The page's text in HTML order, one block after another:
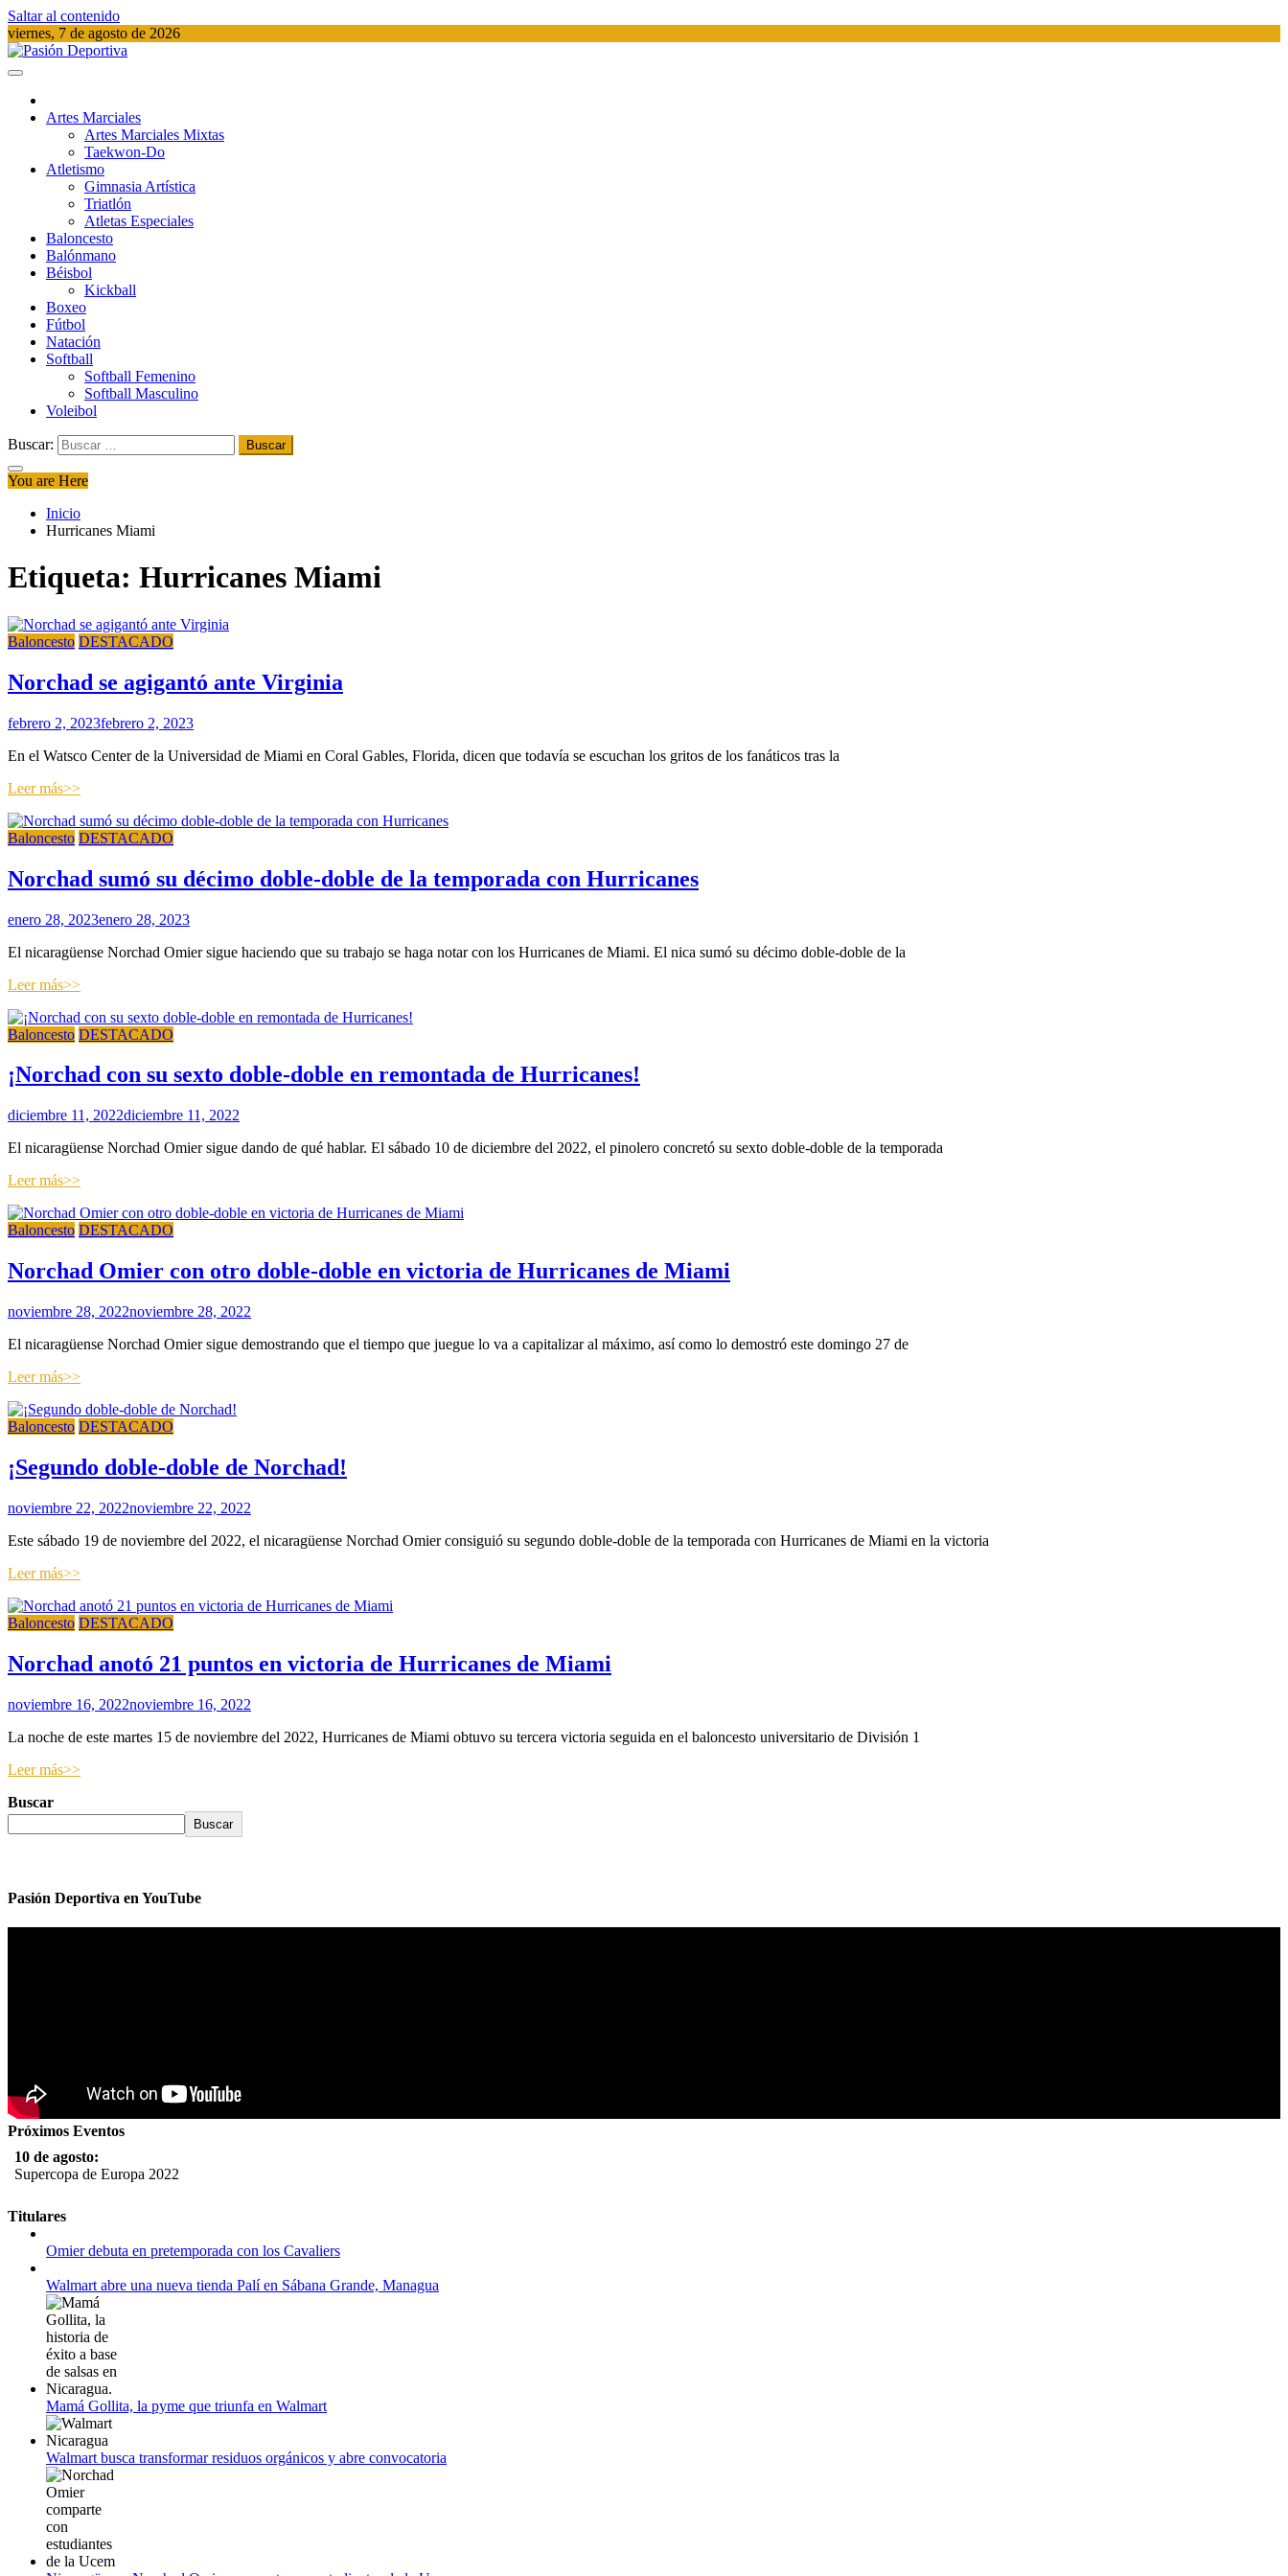
Saltar al contenido
viernes, 7 de agosto de 2026
Artes Marciales
Artes Marciales Mixtas
Taekwon-Do
Atletismo
Gimnasia Artística
Triatlón​
Atletas Especiales
Baloncesto
Balónmano
Béisbol
Kickball​
Boxeo
Fútbol
Natación​
Softball​
Softball​ Femenino
Softball​ Masculino
Voleibol​
Buscar:
You are Here
Inicio
Hurricanes Miami
Etiqueta: Hurricanes Miami
Baloncesto DESTACADO
Norchad se agigantó ante Virginia
febrero 2, 2023febrero 2, 2023
En el Watsco Center de la Universidad de Miami en Coral Gables, Florida, dicen que todavía se escuchan los gritos de los fanáticos tras la
Leer más>>
Baloncesto DESTACADO
Norchad sumó su décimo doble-doble de la temporada con Hurricanes
enero 28, 2023enero 28, 2023
El nicaragüense Norchad Omier sigue haciendo que su trabajo se haga notar con los Hurricanes de Miami. El nica sumó su décimo doble-doble de la
Leer más>>
Baloncesto DESTACADO
¡Norchad con su sexto doble-doble en remontada de Hurricanes!
diciembre 11, 2022diciembre 11, 2022
El nicaragüense Norchad Omier sigue dando de qué hablar. El sábado 10 de diciembre del 2022, el pinolero concretó su sexto doble-doble de la temporada
Leer más>>
Baloncesto DESTACADO
Norchad Omier con otro doble-doble en victoria de Hurricanes de Miami
noviembre 28, 2022noviembre 28, 2022
El nicaragüense Norchad Omier sigue demostrando que el tiempo que juegue lo va a capitalizar al máximo, así como lo demostró este domingo 27 de
Leer más>>
Baloncesto DESTACADO
¡Segundo doble-doble de Norchad!
noviembre 22, 2022noviembre 22, 2022
Este sábado 19 de noviembre del 2022, el nicaragüense Norchad Omier consiguió su segundo doble-doble de la temporada con Hurricanes de Miami en la victoria
Leer más>>
Baloncesto DESTACADO
Norchad anotó 21 puntos en victoria de Hurricanes de Miami
noviembre 16, 2022noviembre 16, 2022
La noche de este martes 15 de noviembre del 2022, Hurricanes de Miami obtuvo su tercera victoria seguida en el baloncesto universitario de División 1
Leer más>>
Buscar
Buscar
Pasión Deportiva en YouTube
Próximos Eventos
10 de agosto:
Supercopa de Europa 2022
11 al 21 de agosto:
Campeonato Europeo de Natación 2022
12 de agosto:
Empieza La Liga 2022-2023
Titulares
Omier debuta en pretemporada con los Cavaliers
Walmart abre una nueva tienda Palí en Sábana Grande, Managua
Mamá Gollita, la pyme que triunfa en Walmart
Walmart busca transformar residuos orgánicos y abre convocatoria